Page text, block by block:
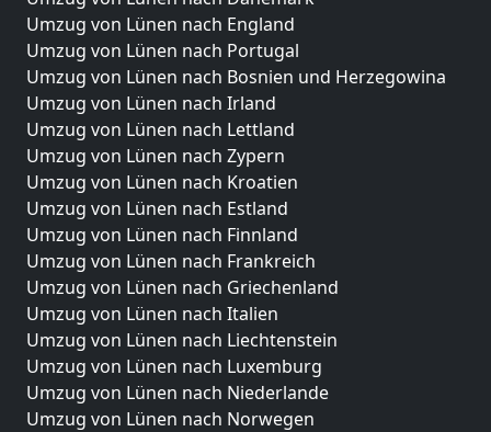
Umzug von Lünen nach England
Umzug von Lünen nach Portugal
Umzug von Lünen nach Bosnien und Herzegowina
Umzug von Lünen nach Irland
Umzug von Lünen nach Lettland
Umzug von Lünen nach Zypern
Umzug von Lünen nach Kroatien
Umzug von Lünen nach Estland
Umzug von Lünen nach Finnland
Umzug von Lünen nach Frankreich
Umzug von Lünen nach Griechenland
Umzug von Lünen nach Italien
Umzug von Lünen nach Liechtenstein
Umzug von Lünen nach Luxemburg
Umzug von Lünen nach Niederlande
Umzug von Lünen nach Norwegen